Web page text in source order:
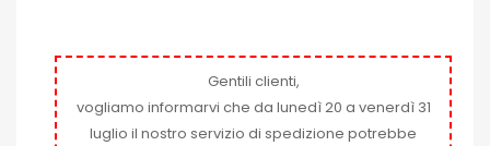
Gentili clienti,
vogliamo informarvi che da lunedì 20 a venerdì 31
luglio il nostro servizio di spedizione potrebbe